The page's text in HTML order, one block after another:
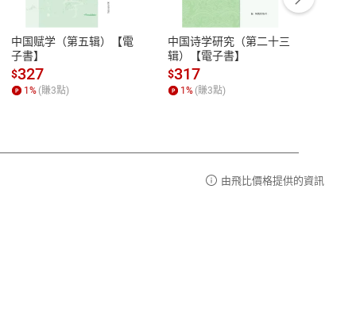
性
參
服務時間：週一到週五 10:00-12:00、
13:00-17:00 (國定假日及例假日休息)
客服電話：0080-1857077
中国赋学（第五辑）【電
子書】
$327
1% (賺3點)
中国诗学研究（第二十三
辑）【電子書】
$317
1% (賺3點)
由飛比價格提供的資訊